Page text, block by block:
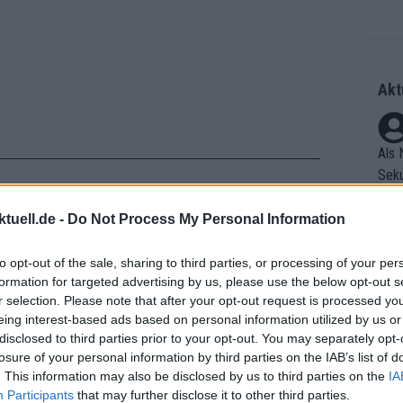
- Do Not Process My Personal Information
opt-out of the sale, sharing to third parties, or processing of your
for targeted advertising by us, please use the below opt-out
selection. Please note that after your opt-out request is processed
interest-based ads based on personal information utilized by us
to third parties prior to your opt-out. You may separately
of your personal information by third parties on the IAB’s list of
This information may also be disclosed by us to third parties on the
Participants that may further disclose it to other third parties.
im Radsport, als Lidl-
Figuren im Staff bekanntgab.
General Manager fungierte.
steht Andy Schleck, der in seinen
und nun mit großem Auftritt in den
er die Rolle des Team-CEOs
Als
er
rifft
Die
as
ür
ss
as
et.